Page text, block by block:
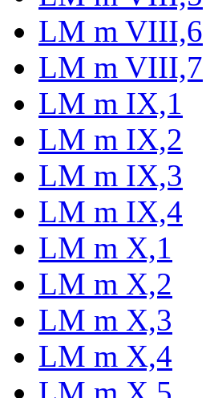
LM m VIII,6
LM m VIII,7
LM m IX,1
LM m IX,2
LM m IX,3
LM m IX,4
LM m X,1
LM m X,2
LM m X,3
LM m X,4